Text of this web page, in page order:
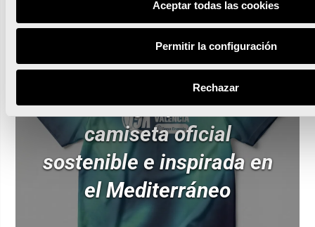
Aceptar todas las cookies
Permitir la configuración
Rechazar
La 15K Nocturna Valencia
Gana Energía presenta su
camiseta oficial
sostenible e inspirada en
el Mediterráneo